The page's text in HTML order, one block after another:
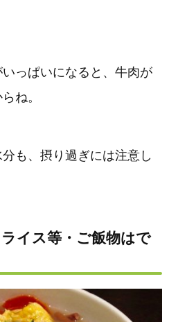
っぱいになると、牛肉が
ね。
も、摂り過ぎには注意し
イス等・ご飯物はで